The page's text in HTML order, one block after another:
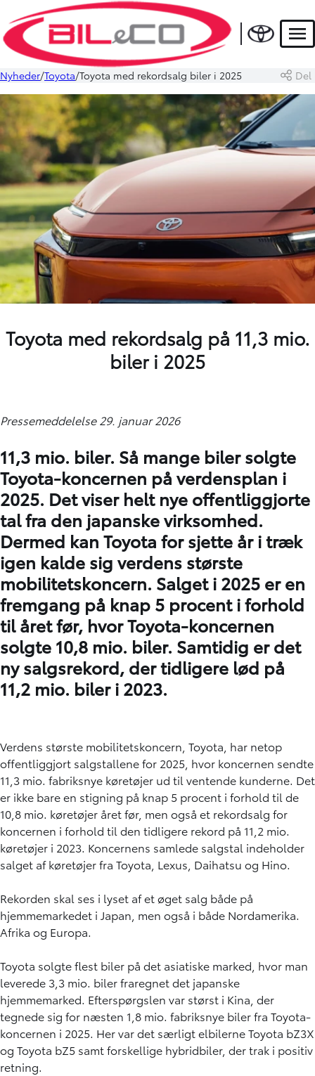
Nyheder Toyota Toyota med rekordsalg biler i 2025 Del
Toyota med rekordsalg på 11,3 mio.
biler i 2025
Pressemeddelelse 29. januar 2026
11,3 mio. biler. Så mange biler solgte
Toyota-koncernen på verdensplan i
2025. Det viser helt nye offentliggjorte
tal fra den japanske virksomhed.
Dermed kan Toyota for sjette år i træk
igen kalde sig verdens største
mobilitetskoncern. Salget i 2025 er en
fremgang på knap 5 procent i forhold
til året før, hvor Toyota-koncernen
solgte 10,8 mio. biler. Samtidig er det
ny salgsrekord, der tidligere lød på
11,2 mio. biler i 2023.
Verdens største mobilitetskoncern, Toyota, har netop
offentliggjort salgstallene for 2025, hvor koncernen sendte
11,3 mio. fabriksnye køretøjer ud til ventende kunderne. Det
er ikke bare en stigning på knap 5 procent i forhold til de
10,8 mio. køretøjer året før, men også et rekordsalg for
koncernen i forhold til den tidligere rekord på 11,2 mio.
køretøjer i 2023. Koncernens samlede salgstal indeholder
salget af køretøjer fra Toyota, Lexus, Daihatsu og Hino.
Rekorden skal ses i lyset af et øget salg både på
hjemmemarkedet i Japan, men også i både Nordamerika.
Afrika og Europa.
Toyota solgte flest biler på det asiatiske marked, hvor man
leverede 3,3 mio. biler fraregnet det japanske
hjemmemarked. Efterspørgslen var størst i Kina, der
tegnede sig for næsten 1,8 mio. fabriksnye biler fra Toyota-
koncernen i 2025. Her var det særligt elbilerne Toyota bZ3X
og Toyota bZ5 samt forskellige hybridbiler, der trak i positiv
retning.